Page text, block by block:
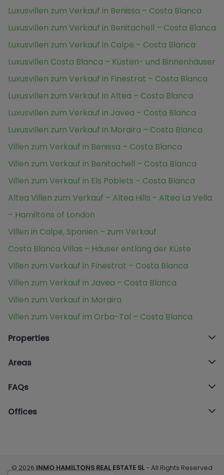
Luxusvillen zum Verkauf in Benissa – Costa Blanca
Luxusvillen zum Verkauf in Benitachell – Costa Blanca
Luxusvillen zum Verkauf in Calpe – Costa Blanca
Luxusvillen Costa Blanca – Küsten- und Binnenhäuser
Luxusvillen zum Verkauf in Finestrat – Costa Blanca
Luxusvillen zum Verkauf in Altea – Costa Blanca
Luxusvillen zum Verkauf in Javea – Costa Blanca
Luxusvillen zum Verkauf in Moraira – Costa Blanca
Villen zum Verkauf in Benissa – Costa Blanca
Villen zum Verkauf in Benitachell – Costa Blanca
Villen zum Verkauf in Els Poblets – Costa Blanca
Altea Villen zum Verkauf – Altea Hills - Altea La Vella
– Hamiltons of London
Villen in Calpe, Spanien – zum Verkauf
Costa Blanca Villas – Häuser entlang der Küste
Villen zum Verkauf in Finestrat – Costa Blanca
Villen zum Verkauf in Javea – Costa Blanca
Villen zum Verkauf in Moraira
Villen zum Verkauf im Orba-Tal – Costa Blanca
Properties
Areas
FAQs
Offices
© 2026 INMO HAMILTONS REAL ESTATE SL - All Rights Reserved